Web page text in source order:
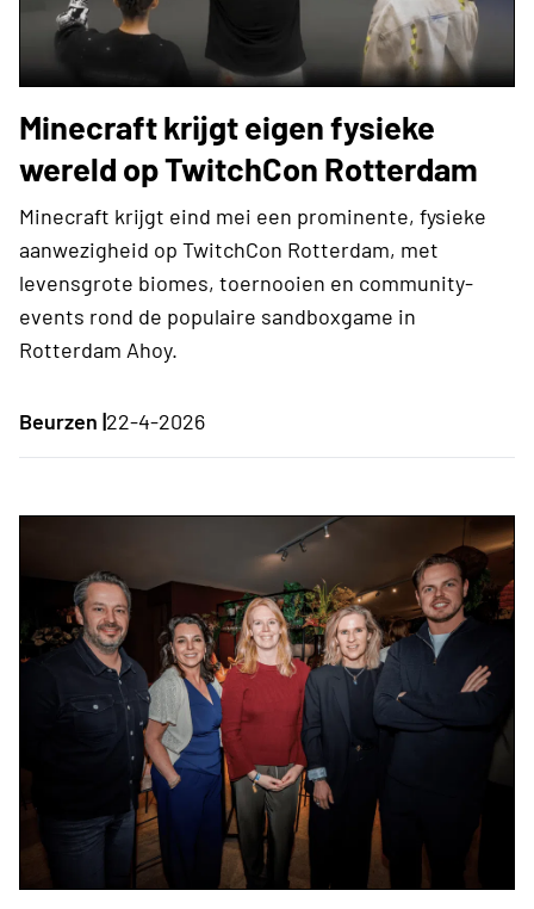
Minecraft krijgt eigen fysieke
wereld op TwitchCon Rotterdam
Minecraft krijgt eind mei een prominente, fysieke
aanwezigheid op TwitchCon Rotterdam, met
levensgrote biomes, toernooien en community-
events rond de populaire sandboxgame in
Rotterdam Ahoy.
Beurzen |22-4-2026